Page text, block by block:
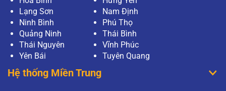
Lạng Sơn
Nam Định
Ninh Bình
Phú Thọ
Quảng Ninh
Thái Bình
Thái Nguyên
Vĩnh Phúc
Yên Bái
Tuyên Quang
Hệ thống Miền Trung